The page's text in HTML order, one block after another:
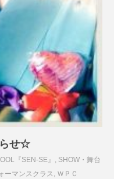
らせ☆
『SEN-SE』 , SHOW・舞台
ーマンスクラス , ＷＰＣ